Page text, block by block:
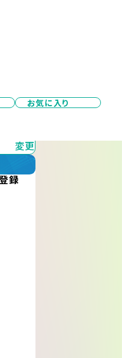
お気に入り
変更
変更
録